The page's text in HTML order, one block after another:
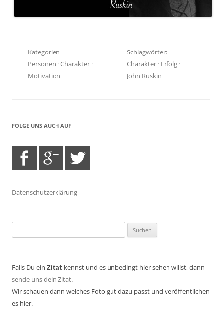
Kategorien
Personen ·Charakter ·
Motivation
Schlagwörter:
Charakter · Erfolg ·
John Ruskin
FOLGE UNS AUCH AUF
Datenschutzerklärung
nach:
Falls Du ein Zitat kennst und es unbedingt hier sehen willst, dann
sende uns dein Zitat.
Wir schauen dann welches Foto gut dazu passt und veröffentlichen
es hier.